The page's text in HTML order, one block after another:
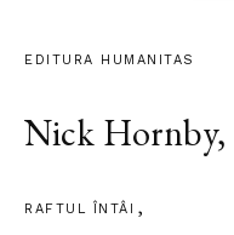
EDITURA HUMANITAS
Nick Hornby,
RAFTUL ÎNTÂI